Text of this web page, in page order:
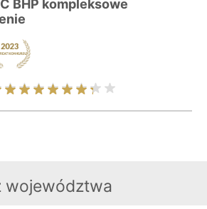
BHP kompleksowe
województwa